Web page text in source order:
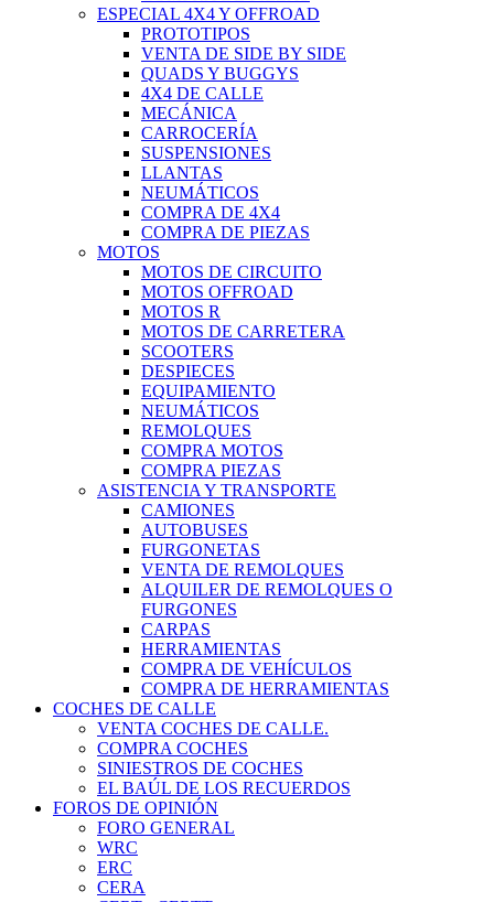
ESPECIAL 4X4 Y OFFROAD
PROTOTIPOS
VENTA DE SIDE BY SIDE
QUADS Y BUGGYS
4X4 DE CALLE
MECÁNICA
CARROCERÍA
SUSPENSIONES
LLANTAS
NEUMÁTICOS
COMPRA DE 4X4
COMPRA DE PIEZAS
MOTOS
MOTOS DE CIRCUITO
MOTOS OFFROAD
MOTOS R
MOTOS DE CARRETERA
SCOOTERS
DESPIECES
EQUIPAMIENTO
NEUMÁTICOS
REMOLQUES
COMPRA MOTOS
COMPRA PIEZAS
ASISTENCIA Y TRANSPORTE
CAMIONES
AUTOBUSES
FURGONETAS
VENTA DE REMOLQUES
ALQUILER DE REMOLQUES O
FURGONES
CARPAS
HERRAMIENTAS
COMPRA DE VEHÍCULOS
COMPRA DE HERRAMIENTAS
COCHES DE CALLE
VENTA COCHES DE CALLE.
COMPRA COCHES
SINIESTROS DE COCHES
EL BAÚL DE LOS RECUERDOS
FOROS DE OPINIÓN
FORO GENERAL
WRC
ERC
CERA